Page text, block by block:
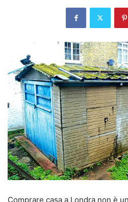
Comprare casa a Londra non è